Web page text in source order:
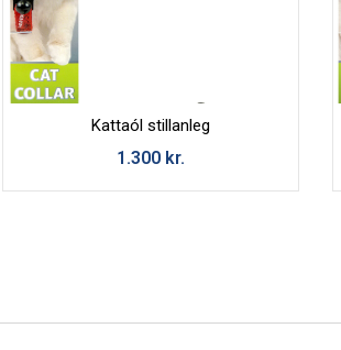
Kattaól stillanleg
1.300 kr.